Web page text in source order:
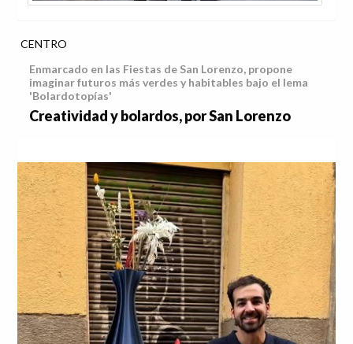
CENTRO
Enmarcado en las Fiestas de San Lorenzo, propone
imaginar futuros más verdes y habitables bajo el lema
'Bolardotopías'
Creatividad y bolardos, por San Lorenzo
Anterior